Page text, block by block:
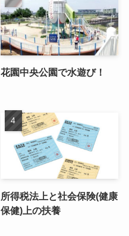
花園中央公園で水遊び！
所得税法上と社会保険(健康
保健)上の扶養